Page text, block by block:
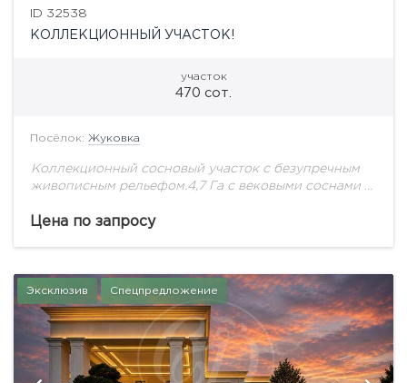
ID 32538
КОЛЛЕКЦИОННЫЙ УЧАСТОК!
участок
470 сот.
Посёлок: Жуковка
Коллекционный сосновый участок с безупречным
живописным рельефом.4,7 Га с вековыми соснами -
Цена по запросу
Эксклюзив Спецпредложение